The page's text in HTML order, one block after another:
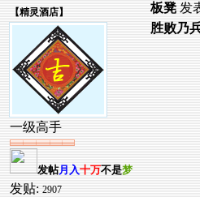
【精灵酒店】
一级高手
发帖月入十万不是梦
发贴: 2907
板凳 发
胜败乃